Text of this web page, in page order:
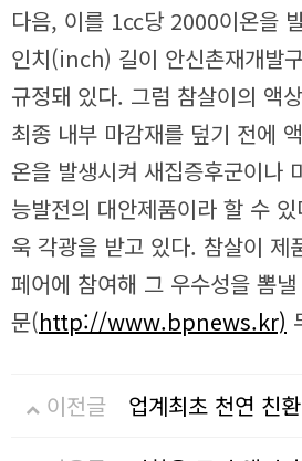
다음, 이를 1cc당 2000이온을
인치(inch) 길이 안신촌재개발
규정돼 있다. 그럼 참살이의 액
최종 내부 마감재를 덮기 전에
온을 발생시켜 새집증후군이나
능발전의 대안제품이라 할 수 있
욱 각광을 받고 있다. 참살이 제
페어에 참여해 그 우수성을 뽐
문(http://www.bpnews.kr)
이전글 업계최초 천연 친